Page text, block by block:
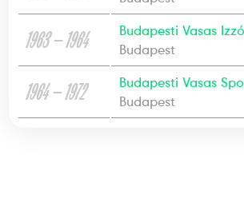
1963 — 1964
Budapesti Vasas
Budapest
1964 — 1972
Budapesti Vasas
Budapest